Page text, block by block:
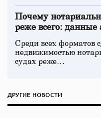
Почему
реже всего: данные
Среди всех форматов
недвижимостью
судах реже…
ДРУГИЕ НОВОСТИ